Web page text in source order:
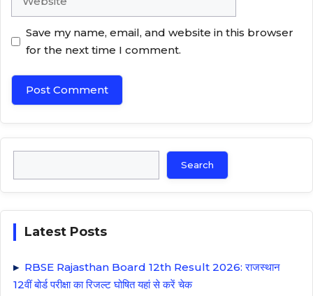
Save my name, email, and website in this browser
for the next time I comment.
Search
Latest Posts
RBSE Rajasthan Board 12th Result 2026: राजस्थान
12वीं बोर्ड परीक्षा का रिजल्ट घोषित यहां से करें चेक